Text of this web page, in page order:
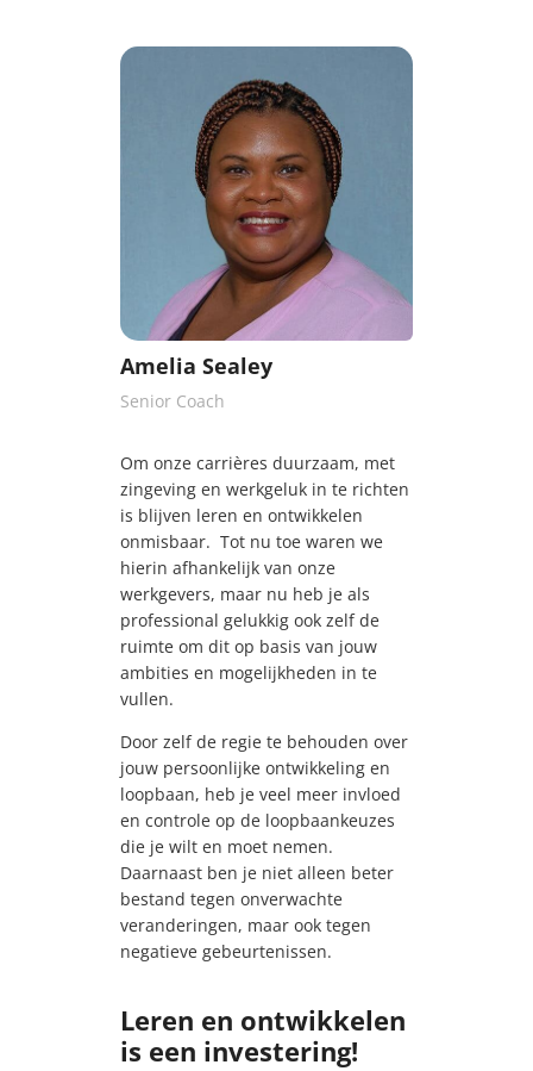
Amelia Sealey
Senior Coach
Om onze carrières duurzaam, met
zingeving en werkgeluk in te richten
is blijven leren en ontwikkelen
onmisbaar. Tot nu toe waren we
hierin afhankelijk van onze
werkgevers, maar nu heb je als
professional gelukkig ook zelf de
ruimte om dit op basis van jouw
ambities en mogelijkheden in te
vullen.
Door zelf de regie te behouden over
jouw persoonlijke ontwikkeling en
loopbaan, heb je veel meer invloed
en controle op de loopbaankeuzes
die je wilt en moet nemen.
Daarnaast ben je niet alleen beter
bestand tegen onverwachte
veranderingen, maar ook tegen
negatieve gebeurtenissen.
Leren en ontwikkelen
is een investering!